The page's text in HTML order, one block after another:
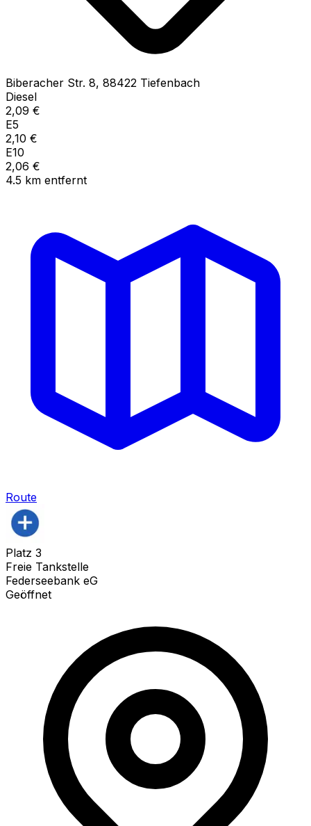
Biberacher Str. 8, 88422 Tiefenbach
Diesel
2,09 €
E5
2,10 €
E10
2,06 €
4.5 km entfernt
Route
Platz 3
Freie Tankstelle
Federseebank eG
Geöffnet